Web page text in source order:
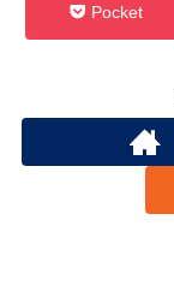
Pocket